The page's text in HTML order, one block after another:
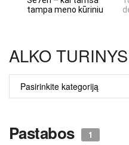
tampa meno kūriniu
ALKO TURINYS
ALKO
TURINYS
Pastabos 1